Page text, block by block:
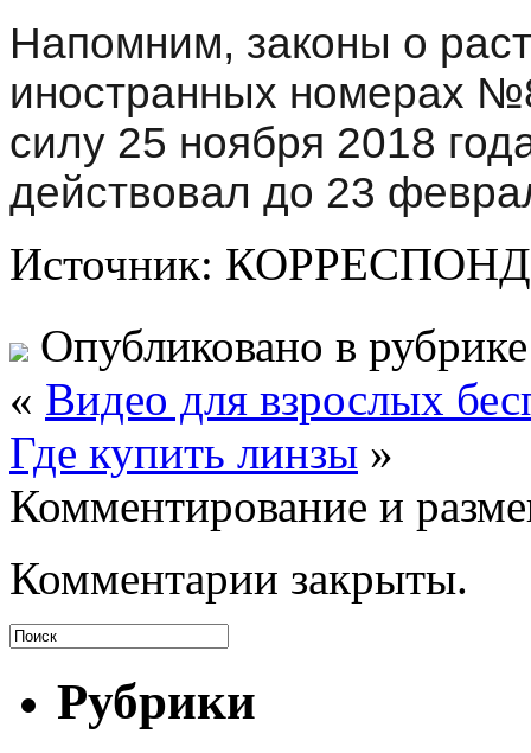
Напомним, законы о
иностранных номерах
силу 25 ноября 2018
действовал до 23
Источник:
Опубликовано в
« Видео для взрослых
Где купить линзы »
Комментирование и
Комментарии закрыты.
Рубрики